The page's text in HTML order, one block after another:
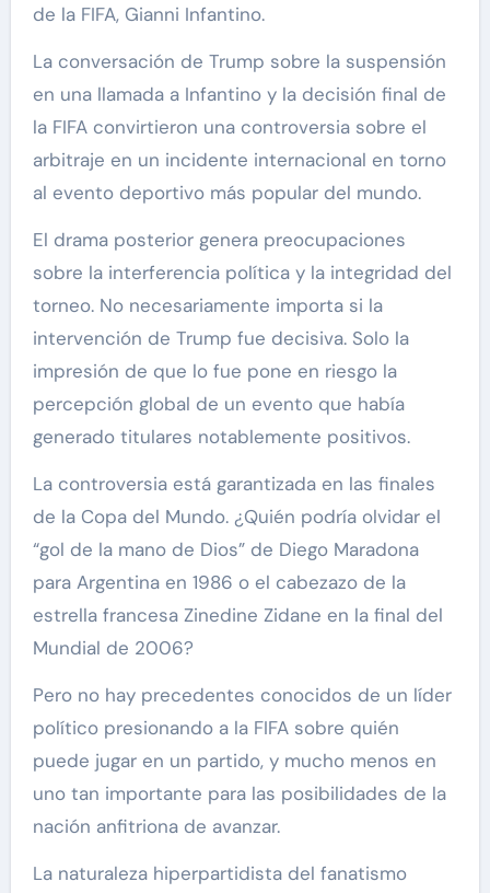
de la FIFA, Gianni Infantino.
La conversación de Trump sobre la suspensión
en una llamada a Infantino y la decisión final de
la FIFA convirtieron una controversia sobre el
arbitraje en un incidente internacional en torno
al evento deportivo más popular del mundo.
El drama posterior genera preocupaciones
sobre la interferencia política y la integridad del
torneo. No necesariamente importa si la
intervención de Trump fue decisiva. Solo la
impresión de que lo fue pone en riesgo la
percepción global de un evento que había
generado titulares notablemente positivos.
La controversia está garantizada en las finales
de la Copa del Mundo. ¿Quién podría olvidar el
“gol de la mano de Dios” de Diego Maradona
para Argentina en 1986 o el cabezazo de la
estrella francesa Zinedine Zidane en la final del
Mundial de 2006?
Pero no hay precedentes conocidos de un líder
político presionando a la FIFA sobre quién
puede jugar en un partido, y mucho menos en
uno tan importante para las posibilidades de la
nación anfitriona de avanzar.
La naturaleza hiperpartidista del fanatismo